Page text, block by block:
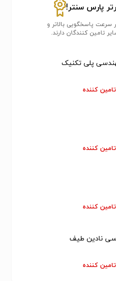
پارس سنتر!
سرعت پاسخگویی بالاتر و
تامین کنندگان دارند.
پلی تکنیک
کننده
کننده
کننده
نادین طیف
کننده